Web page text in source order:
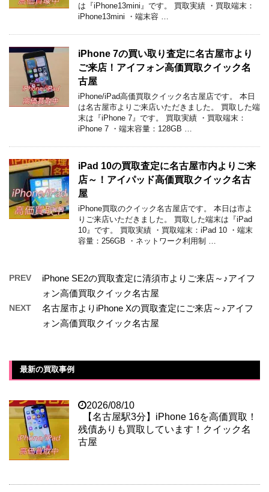
は『iPhone13mini』です。 買取実績 ・買取端末：
iPhone13mini ・端末容 …
iPhone 7の買い取り査定に名古屋市より
ご来店！アイフォン高価買取クイック名
古屋
iPhone/iPad高価買取クイック名古屋店です。 本日
は名古屋市よりご来店いただきました。 買取した端
末は『iPhone 7』です。 買取実績 ・買取端末：
iPhone 7 ・端末容量：128GB …
iPad 10の買取査定に名古屋市内よりご来
店～！アイパッド高価買取クイック名古
屋
iPhone買取のクイック名古屋店です。 本日は市よ
りご来店いただきました。 買取した端末は『iPad
10』です。 買取実績 ・買取端末：iPad 10 ・端末
容量：256GB ・ネットワーク利用制 …
PREV
iPhone SE2の買取査定に清須市よりご来店～♪アイフ
ォン高価買取クイック名古屋
NEXT
名古屋市よりiPhone Xの買取査定にご来店～♪アイフ
ォン高価買取クイック名古屋
最新の買取事例
2026/08/10
【名古屋駅3分】iPhone 16を高価買取！
残債ありも買取しています！クイック名
古屋